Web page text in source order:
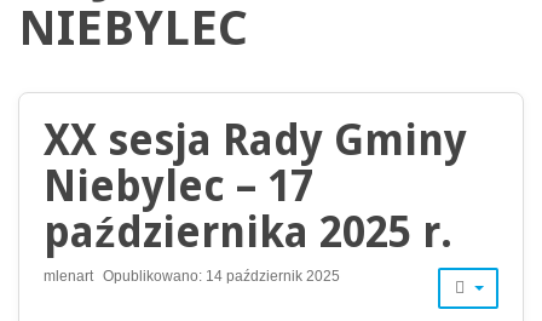
NIEBYLEC
XX sesja Rady Gminy
Niebylec – 17
października 2025 r.
mlenart Opublikowano: 14 październik 2025